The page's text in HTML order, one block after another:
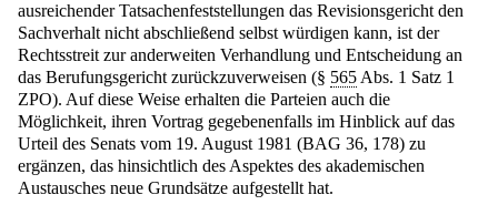
ausreichender Tatsachenfeststellungen das Revisionsgericht den
Sachverhalt nicht abschließend selbst würdigen kann, ist der
Rechtsstreit zur anderweiten Verhandlung und Entscheidung an
das Berufungsgericht zurückzuverweisen (§ 565 Abs. 1 Satz 1
ZPO). Auf diese Weise erhalten die Parteien auch die
Möglichkeit, ihren Vortrag gegebenenfalls im Hinblick auf das
Urteil des Senats vom 19. August 1981 (BAG 36, 178) zu
ergänzen, das hinsichtlich des Aspektes des akademischen
Austausches neue Grundsätze aufgestellt hat.